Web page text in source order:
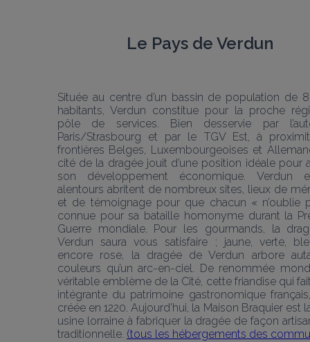
Le Pays de Verdun
Située au centre d’un bassin de population de
habitants, Verdun constitue pour la proche
pôle de services. Bien desservie par
Paris/Strasbourg et par le TGV Est, à
frontières Belges, Luxembourgeoises et
cité de la dragée jouit d’une position idéale pour
son développement économique. Verdun
alentours abritent de nombreux sites, lieux de
et de témoignage pour que chacun « n’oublie
connue pour sa bataille homonyme durant la
Guerre mondiale. Pour les gourmands, la
Verdun saura vous satisfaire ; jaune, verte,
encore rose, la dragée de Verdun arbore
couleurs qu’un arc-en-ciel. De renommée
véritable emblème de la Cité, cette friandise qui
intégrante du patrimoine gastronomique
créée en 1220. Aujourd’hui, la Maison Braquier est
usine lorraine à fabriquer la dragée de façon
traditionnelle. (tous les hébergements des